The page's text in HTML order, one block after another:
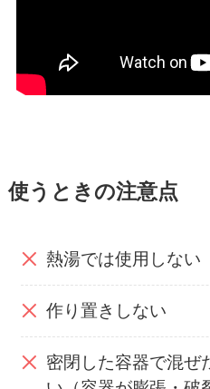
使うときの注意点
熱湯では使用しない
作り置きしない
密閉した容器で混ぜ